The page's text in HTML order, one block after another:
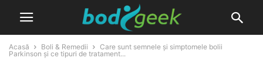
Acasă Boli & Remedii
Care sunt semnele și simptomele bolii
Parkinson și ce tipuri de tratament...